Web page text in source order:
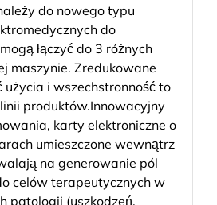
do nowego typu
do
łączyć do 3 różnych
maszynie. Zredukowane
użycia i wszechstronność to
produktów.Innowacyjny
karty elektroniczne o
umieszczone wewnątrz
na generowanie pól
celów terapeutycznych w
patologii (uszkodzeń,